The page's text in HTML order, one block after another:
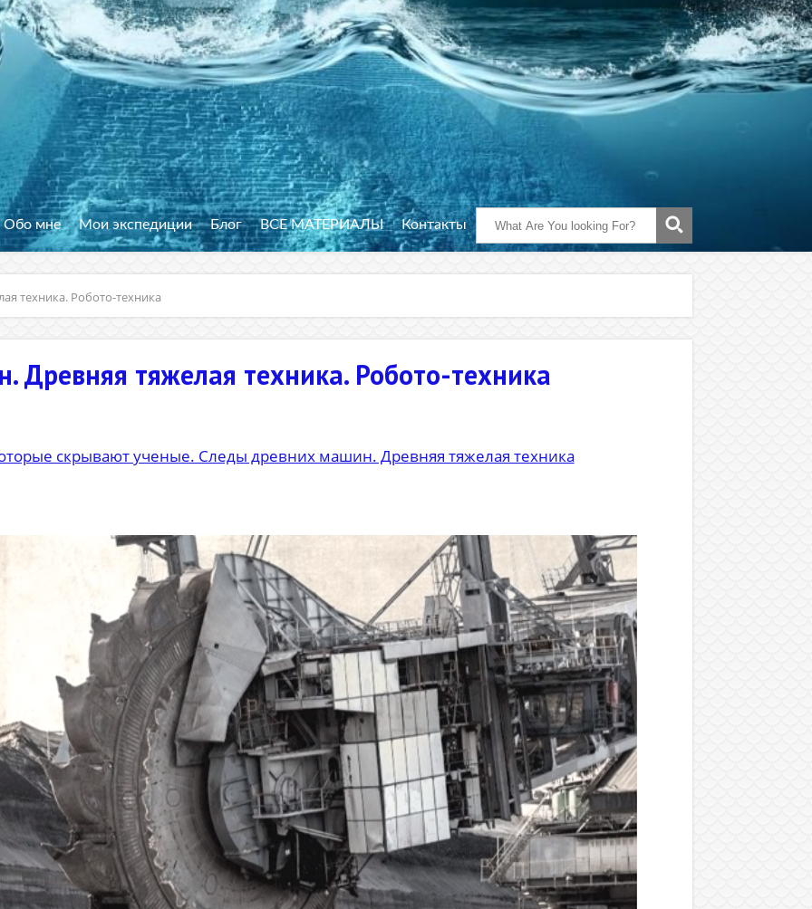
Обо мне Мои экспедиции Блог ВСЕ МАТЕРИАЛЫ Контакты
техника. Робото-техника
тяжелая техника. Робото-техника
скрывают ученые. Следы древних машин. Древняя тяжелая техника